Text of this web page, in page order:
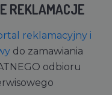
REKLAMACJE
reklamacyjny i
do zamawiania
odbioru